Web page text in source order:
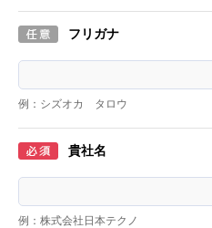
フリガナ
例：シズオカ タロウ
貴社名
例：株式会社日本テクノ